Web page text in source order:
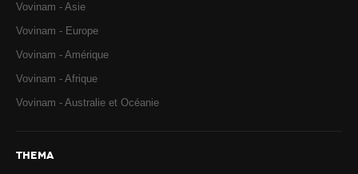
Vovinam - Asie
Vovinam - Europe
Vovinam - Amérique
Vovinam - Afrique
Vovinam - Australie et Océanie
THEMA